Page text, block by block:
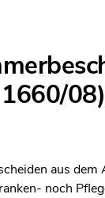
08)
aus
noch